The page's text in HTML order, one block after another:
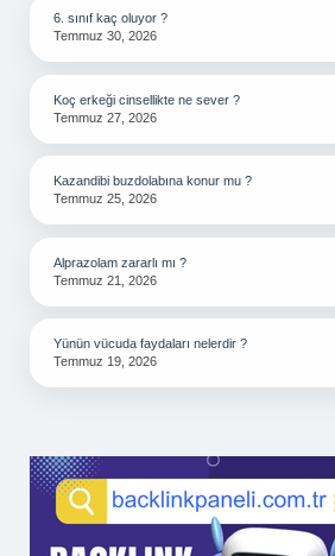
6. sınıf kaç oluyor ?
Temmuz 30, 2026
Koç erkeği cinsellikte ne sever ?
Temmuz 27, 2026
Kazandibi buzdolabına konur mu ?
Temmuz 25, 2026
Alprazolam zararlı mı ?
Temmuz 21, 2026
Yünün vücuda faydaları nelerdir ?
Temmuz 19, 2026